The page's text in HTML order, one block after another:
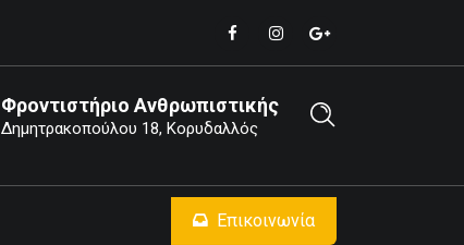
Φροντιστήριο Ανθρωπιστικής
Δημητρακοπούλου 18, Κορυδαλλός
Επικοινωνία